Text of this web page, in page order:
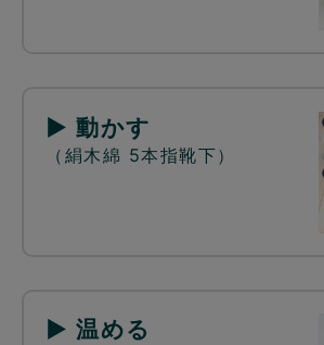
▶ 動かす
（絹木綿 5本指靴下）
▶ 温める